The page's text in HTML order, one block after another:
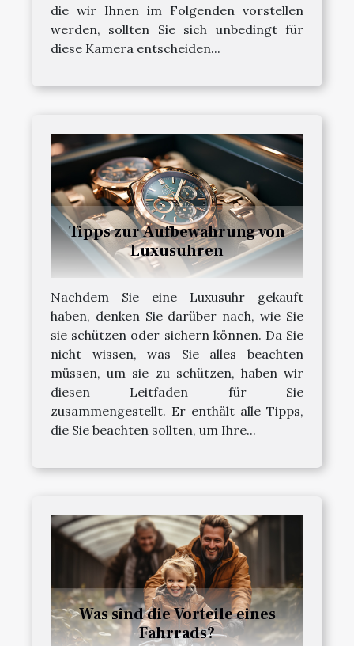
die wir Ihnen im Folgenden vorstellen
werden, sollten Sie sich unbedingt für
diese Kamera entscheiden...
Tipps zur Aufbewahrung von
Luxusuhren
Nachdem Sie eine Luxusuhr gekauft
haben, denken Sie darüber nach, wie Sie
sie schützen oder sichern können. Da Sie
nicht wissen, was Sie alles beachten
müssen, um sie zu schützen, haben wir
diesen Leitfaden für Sie
zusammengestellt. Er enthält alle Tipps,
die Sie beachten sollten, um Ihre...
Was sind die Vorteile eines
Fahrrads?